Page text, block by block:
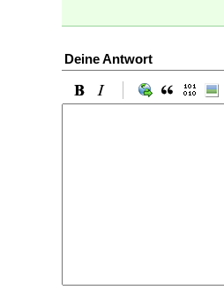
Deine Antwort